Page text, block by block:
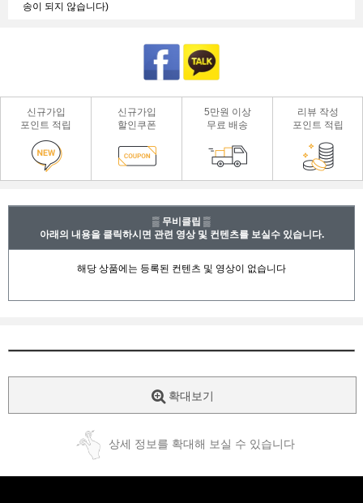
송이 되지 않습니다)
신규가입
포인트 적립
신규가입
할인쿠폰
5만원 이상
무료 배송
리뷰 작성
포인트 적립
▒ 무비클립 ▒
아래의 내용을 클릭하시면 관련 영상 및 컨텐츠를 보실수 있습니다.
확대보기
상세 정보를 확대해 보실 수 있습니다